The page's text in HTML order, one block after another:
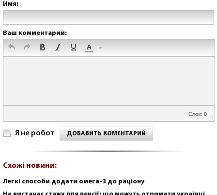
Имя:
Ваш комментарий:
Слов: 0
Я не робот ДОБАВИТЬ КОМЕНТАРИЙ
Схожі новини:
Легкі способи додати омега-3 до раціону